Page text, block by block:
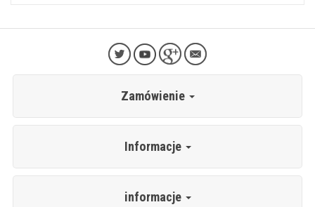
Zamówienie
Informacje
informacje